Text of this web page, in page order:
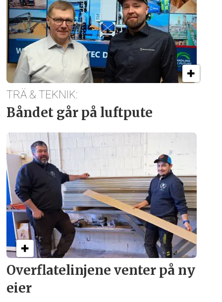
Overflate­linjene venter på ny
eier
TRÄ & TEKNIK:
Båndet går på luftpute